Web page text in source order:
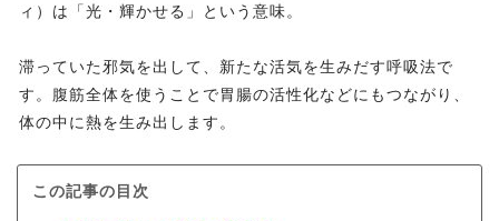
ィ）は「光・輝かせる」という意味。
滞っていた邪気を出して、新たな活気を生みだす呼吸法で
す。腹筋全体を使うことで胃腸の活性化などにもつながり、
体の中に熱を生み出します。
この記事の目次